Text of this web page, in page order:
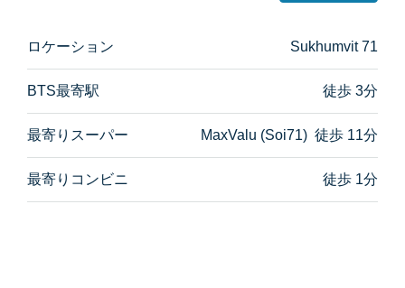
ロケーション Sukhumvit 71
BTS最寄駅 徒歩 3分
最寄りスーパー MaxValu (Soi71) 徒歩 11分
最寄りコンビニ 徒歩 1分